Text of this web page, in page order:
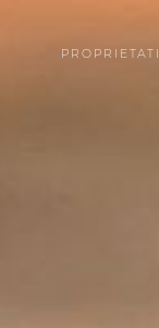
PROPRIETATI